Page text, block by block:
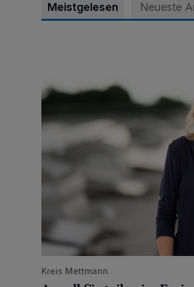
Meistgelesen Neueste
Kreis Mettmann